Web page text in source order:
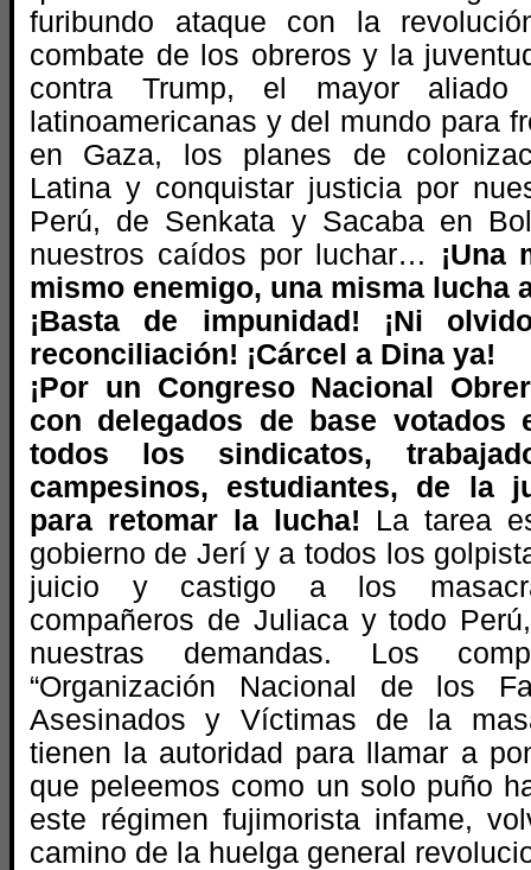
furibundo ataque con la
combate de los obreros y la
contra Trump, el mayor
latinoamericanas y del mundo para
en Gaza, los planes de
Latina y conquistar justicia por
Perú, de Senkata y Sacaba en
nuestros caídos por luchar… ¡Una
mismo enemigo, una misma lucha
¡Basta de impunidad! ¡Ni
reconciliación! ¡Cárcel a Dina ya!
¡Por un Congreso Nacional
con delegados de base votados
todos los sindicatos,
campesinos, estudiantes, de la
para retomar la lucha! La tarea
gobierno de Jerí y a todos los
juicio y castigo a los
compañeros de Juliaca y todo
nuestras demandas. Los
“Organización Nacional de los
Asesinados y Víctimas de la
tienen la autoridad para llamar a
que peleemos como un solo puño
este régimen fujimorista infame,
camino de la huelga general